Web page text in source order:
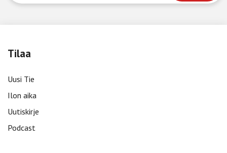
Tilaa
Uusi Tie
Ilon aika
Uutiskirje
Podcast